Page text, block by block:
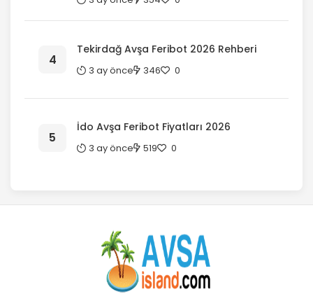
Tekirdağ Avşa Feribot 2026 Rehberi
3 ay önce 346 0
İdo Avşa Feribot Fiyatları 2026
3 ay önce 519 0